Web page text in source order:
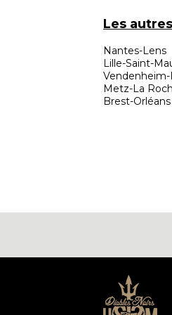
Les
Nantes-Lens
Lille-Saint-
Metz-La
Brest-Orléans